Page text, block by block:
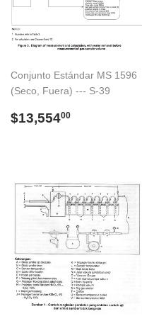
Conjunto Estándar MS 1596
(Seco, Fuera) --- S-39
Precio
$13,55400